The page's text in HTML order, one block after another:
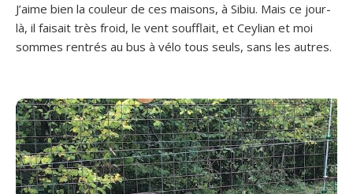
J’aime bien la couleur de ces maisons, à Sibiu. Mais ce jour-
là, il faisait très froid, le vent soufflait, et Ceylian et moi
sommes rentrés au bus à vélo tous seuls, sans les autres.